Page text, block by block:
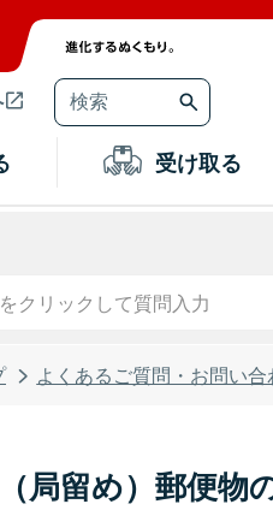
受け取る
よくあるご質問・お問い合
局留め）郵便物